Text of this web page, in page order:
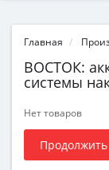
Главная
ВОСТОК:
системы
Нет товаров
Продолжить